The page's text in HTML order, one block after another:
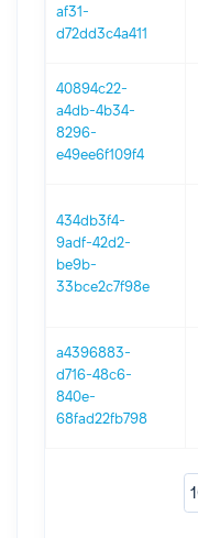
af31-
d72dd3c4a411
40894c22-
a4db-4b34-
8296-
e49ee6f109f4
434db3f4-
9adf-42d2-
be9b-
33bce2c7f98e
a4396883-
d716-48c6-
840e-
68fad22fb798